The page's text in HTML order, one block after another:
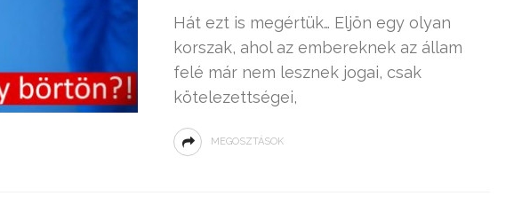
Hát ezt is megértük… Eljön egy olyan
korszak, ahol az embereknek az állam
felé már nem lesznek jogai, csak
kötelezettségei,
MEGOSZTÁSOK